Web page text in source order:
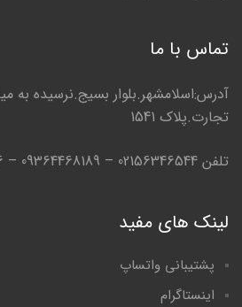
تماس با ما
آدرس:اسلامشهر.بلوار بسیج.نرسیده به
تجارت.پلاک 1541
تلفن 02156346544 – 09364468189 – 09125236176
لینک های مفید
پشتیبانی واتساپ
اینستاگرام